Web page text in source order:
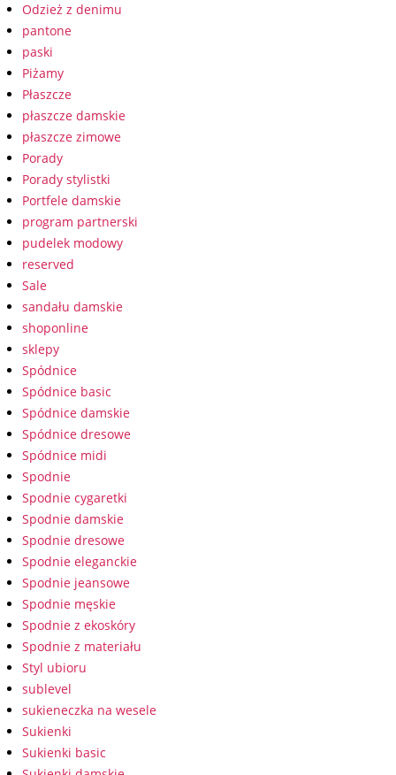
Odzież z denimu
pantone
paski
Piżamy
Płaszcze
płaszcze damskie
płaszcze zimowe
Porady
Porady stylistki
Portfele damskie
program partnerski
pudelek modowy
reserved
Sale
sandału damskie
shoponline
sklepy
Spódnice
Spódnice basic
Spódnice damskie
Spódnice dresowe
Spódnice midi
Spodnie
Spodnie cygaretki
Spodnie damskie
Spodnie dresowe
Spodnie eleganckie
Spodnie jeansowe
Spodnie męskie
Spodnie z ekoskóry
Spodnie z materiału
Styl ubioru
sublevel
sukieneczka na wesele
Sukienki
Sukienki basic